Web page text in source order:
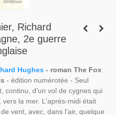
Richard
2e guerre
Hughes - roman The Fox
- édition numérotée - Seul
continu, d'un vol de cygnes qui
la mer. L'après-midi était
vent, avec, dans l'air, quelque